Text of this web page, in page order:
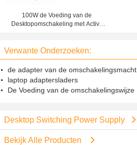
100W de Voeding van de
Desktopomschakeling met Active
Verwante Onderzoeken:
de adapter van de omschakelingsmacht
laptop adaptersladers
De Voeding van de omschakelingswijze
Desktop Switching Power Supply
Bekijk Alle Producten